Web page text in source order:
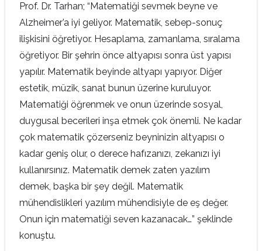
Prof. Dr. Tarhan; “Matematiği sevmek beyne ve
Alzheimer’a iyi geliyor. Matematik, sebep-sonuç
ilişkisini öğretiyor. Hesaplama, zamanlama, sıralama
öğretiyor. Bir şehrin önce altyapısı sonra üst yapısı
yapılır. Matematik beyinde altyapı yapıyor. Diğer
estetik, müzik, sanat bunun üzerine kuruluyor.
Matematiği öğrenmek ve onun üzerinde sosyal,
duygusal becerileri inşa etmek çok önemli. Ne kadar
çok matematik çözerseniz beyninizin altyapısı o
kadar geniş olur, o derece hafızanızı, zekanızı iyi
kullanırsınız. Matematik demek zaten yazılım
demek, başka bir şey değil. Matematik
mühendislikleri yazılım mühendisiyle de eş değer.
Onun için matematiği seven kazanacak…” şeklinde
konuştu.